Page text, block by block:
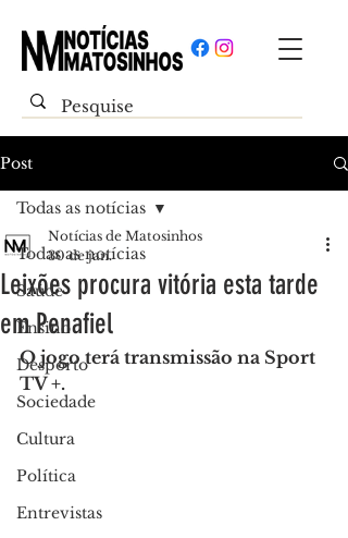
Post
Todas as notícias
Saúde
Ensino
Desporto
Sociedade
Cultura
Política
Entrevistas
Todas as notícias
Leixões procura vitória esta tarde
em Penafiel
Notícias de Matosinhos
30 de jan.
O jogo terá transmissão na Sport
TV +.